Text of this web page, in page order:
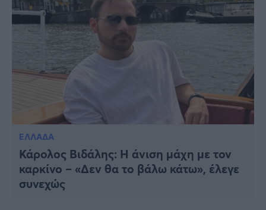
ΕΛΛΑΔΑ
Κάρολος Βιδάλης: Η άνιση μάχη με τον
καρκίνο – «Δεν θα το βάλω κάτω», έλεγε
συνεχώς